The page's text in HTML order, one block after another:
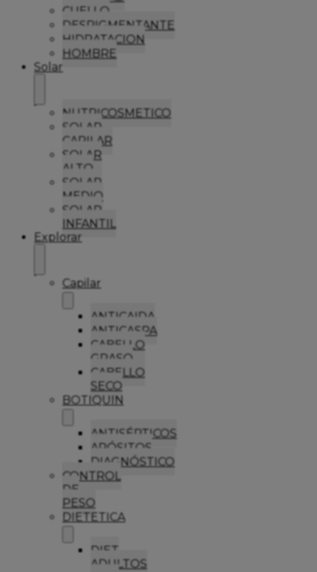
CUELLO
DESPIGMENTANTE
HIDRATACION
HOMBRE
Solar
NUTRICOSMETICO
SOLAR
CAPILAR
SOLAR
ALTO
SOLAR
MEDIO
SOLAR
INFANTIL
Explorar
Capilar
ANTICAIDA
ANTICASPA
CABELLO
GRASO
CABELLO
SECO
BOTIQUIN
ANTISÉPTICOS
APÓSITOS
DIAGNÓSTICO
CONTROL
DE
PESO
DIETETICA
DIET
ADULTOS